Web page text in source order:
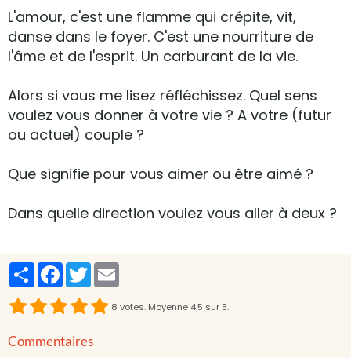
L'amour, c'est une flamme qui crépite, vit,
danse dans le foyer. C'est une nourriture de
l'âme et de l'esprit. Un carburant de la vie.
Alors si vous me lisez réfléchissez. Quel sens
voulez vous donner à votre vie ? A votre (futur
ou actuel) couple ?
Que signifie pour vous aimer ou être aimé ?
Dans quelle direction voulez vous aller à deux ?
PartagerFacebook
Twitter
8 votes. Moyenne 4.5 sur 5.
Commentaires